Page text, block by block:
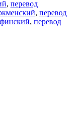
, перевод
, перевод
, перевод